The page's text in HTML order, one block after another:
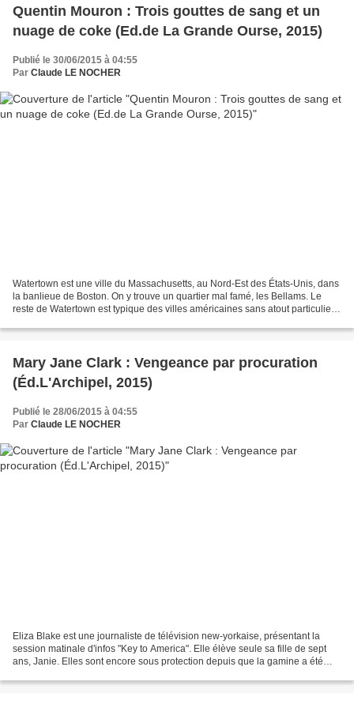
Quentin Mouron : Trois gouttes de sang et un
nuage de coke (Ed.de La Grande Ourse, 2015)
Publié le 30/06/2015 à 04:55
Par Claude LE NOCHER
Watertown est une ville du Massachusetts, au Nord-Est des États-Unis, dans
la banlieue de Boston. On y trouve un quartier mal famé, les Bellams. Le
reste de Watertown est typique des villes américaines sans atout particulier.
Mary Jane Clark : Vengeance par procuration
(Éd.L'Archipel, 2015)
Publié le 28/06/2015 à 04:55
Par Claude LE NOCHER
Eliza Blake est une journaliste de télévision new-yorkaise, présentant la
session matinale d'infos "Key to America". Elle élève seule sa fille de sept
ans, Janie. Elles sont encore sous protection depuis que la gamine a été